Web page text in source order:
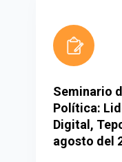
Seminario
Política:
Digital,
agosto del